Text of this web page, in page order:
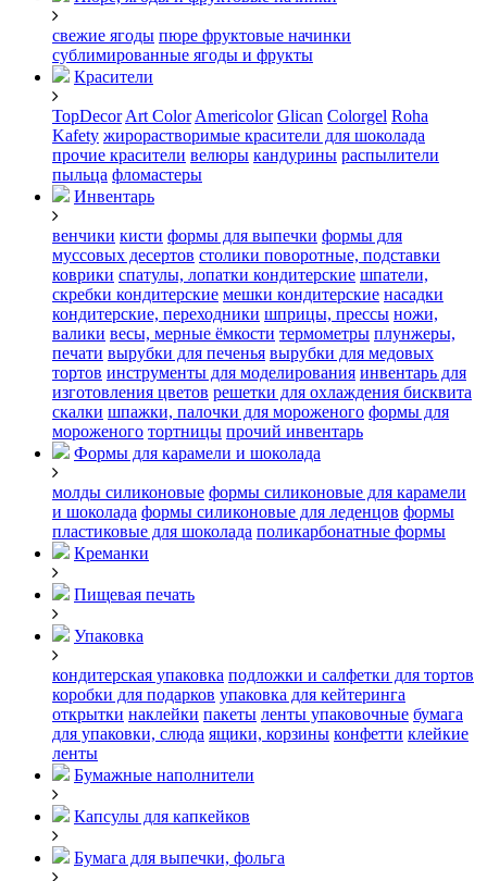
свежие ягоды пюре фруктовые начинки
сублимированные ягоды и фрукты
Красители
TopDecor Art Color Americolor Glican Colorgel Roha
Kafety жирорастворимые красители для шоколада
прочие красители велюры кандурины распылители
пыльца фломастеры
Инвентарь
венчики кисти формы для выпечки формы для
муссовых десертов столики поворотные, подставки
коврики cпатулы, лопатки кондитерские шпатели,
скребки кондитерские мешки кондитерские насадки
кондитерские, переходники шприцы, прессы ножи,
валики весы, мерные ёмкости термометры плунжеры,
печати вырубки для печенья вырубки для медовых
тортов инструменты для моделирования инвентарь для
изготовления цветов решетки для охлаждения бисквита
скалки шпажки, палочки для мороженого формы для
мороженого тортницы прочий инвентарь
Формы для карамели и шоколада
молды силиконовые формы силиконовые для карамели
и шоколада формы силиконовые для леденцов формы
пластиковые для шоколада поликарбонатные формы
Креманки
Пищевая печать
Упаковка
кондитерская упаковка подложки и салфетки для тортов
коробки для подарков упаковка для кейтеринга
открытки наклейки пакеты ленты упаковочные бумага
для упаковки, слюда ящики, корзины конфетти клейкие
ленты
Бумажные наполнители
Капсулы для капкейков
Бумага для выпечки, фольга